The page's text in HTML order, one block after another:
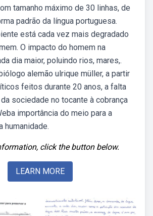
tamanho máximo de 30 linhas, de
padrão da língua portuguesa.
está cada vez mais degradado
O impacto do homem na
dia maior, poluindo rios, mares,.
alemão ulrique müller, a partir
feitos durante 20 anos, a falta
sociedade no tocante à cobrança
importância do meio para a
humanidade.
click the button below.
LEARN MORE